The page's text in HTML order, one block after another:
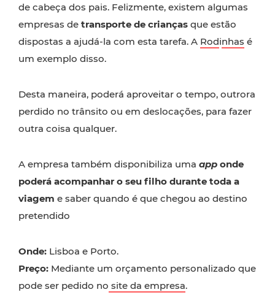
de cabeça dos pais. Felizmente, existem algumas
empresas de transporte de crianças que estão
dispostas a ajudá-la com esta tarefa. A Rodinhas é
um exemplo disso.
Desta maneira, poderá aproveitar o tempo, outrora
perdido no trânsito ou em deslocações, para fazer
outra coisa qualquer.
A empresa também disponibiliza uma app onde
poderá acompanhar o seu filho durante toda a
viagem e saber quando é que chegou ao destino
pretendido
Onde: Lisboa e Porto.
Preço: Mediante um orçamento personalizado que
pode ser pedido no site da empresa.